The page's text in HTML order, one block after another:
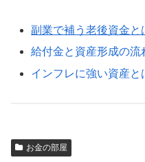
副業で補う老後資金と
給付金と資産形成の流
インフレに強い資産と
お金の部屋